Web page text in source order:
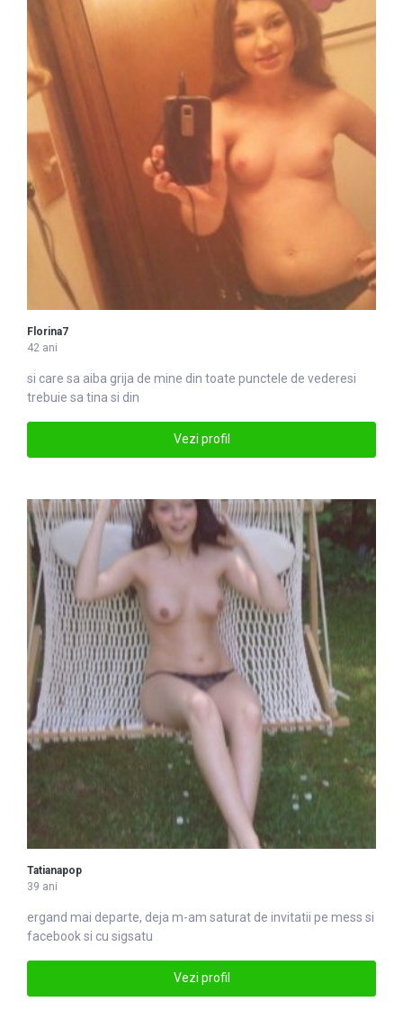
Florina7
42 ani
si care sa aiba grija de mine din toate punctele de vederesi
trebuie sa tina si din
Vezi profil
Tatianapop
39 ani
ergand mai departe, deja m-am saturat de invitatii pe mess si
facebook si cu sigsatu
Vezi profil